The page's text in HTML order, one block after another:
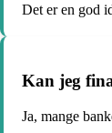
Det er en god
Kan jeg
Ja, mange